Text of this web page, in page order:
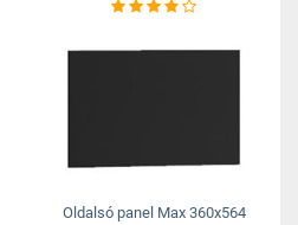
Oldalsó panel Max 360x564